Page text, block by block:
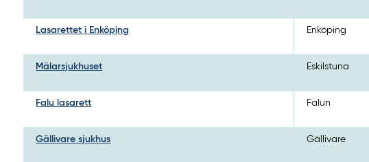
Lasarettet i Enköping Enköping
Mälarsjukhuset Eskilstuna
Falu lasarett Falun
Gällivare sjukhus Gällivare